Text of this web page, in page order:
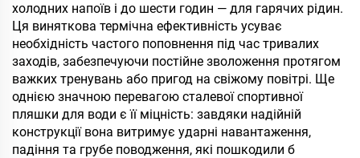
холодних напоїв і до шести годин — для гарячих рідин.
Ця виняткова термічна ефективність усуває
необхідність частого поповнення під час тривалих
заходів, забезпечуючи постійне зволоження протягом
важких тренувань або пригод на свіжому повітрі. Ще
однією значною перевагою сталевої спортивної
пляшки для води є її міцність: завдяки надійній
конструкції вона витримує ударні навантаження,
падіння та грубе поводження, які пошкодили б